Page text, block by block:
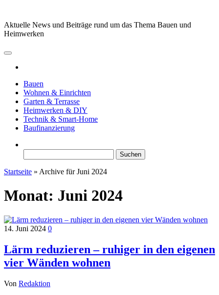
springen
Aktuelle News und Beiträge rund um das Thema Bauen und
Heimwerken
Bauen
Wohnen & Einrichten
Garten & Terrasse
Heimwerken & DIY
Technik & Smart-Home
Baufinanzierung
nach:
Startseite » Archive für Juni 2024
Monat: Juni 2024
14. Juni 2024 0
Lärm reduzieren – ruhiger in den eigenen
vier Wänden wohnen
Von Redaktion